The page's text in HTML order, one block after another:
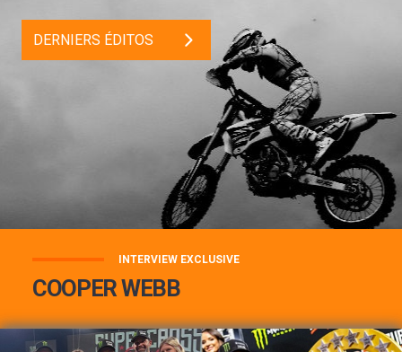
DERNIERS ÉDITOS
INTERVIEW EXCLUSIVE
COOPER WEBB